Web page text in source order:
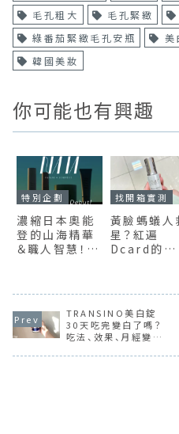
毛孔粗大
毛孔緊緻
綠番茄緊緻毛孔安瓶
美
韓國美妝
你可能也有興趣
特別企劃
濃縮日本奧能
登的山海精華
＆職人智慧！保
揭秘
找開箱實測
黃臉螞蟻人
星？紅遍
Dcard的
測分享
TRANSINO美白錠
30天吃完變白了嗎？
吃法、效果、月經變化